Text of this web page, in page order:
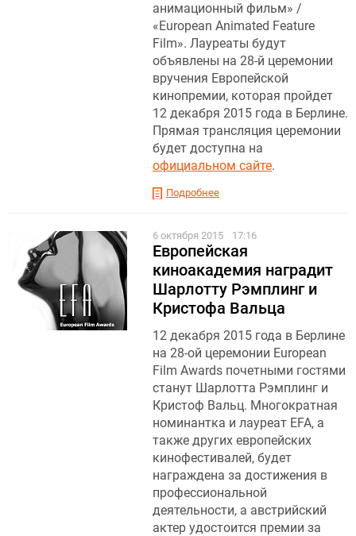
анимационный фильм» /
«European Animated Feature
Film». Лауреаты будут
объявлены на 28-й церемонии
вручения Европейской
кинопремии, которая пройдет
12 декабря 2015 года в Берлине.
Прямая трансляция церемонии
будет доступна на
официальном сайте.
Подробнее
6 октября 2015 17:16
Европейская
киноакадемия наградит
Шарлотту Рэмплинг и
Кристофа Вальца
12 декабря 2015 года в Берлине
на 28-ой церемонии European
Film Awards почетными гостями
станут Шарлотта Рэмплинг и
Кристоф Вальц. Многократная
номинантка и лауреат EFA, а
также других европейских
кинофестивалей, будет
награждена за достижения в
профессиональной
деятельности, а австрийский
актер удостоится премии за